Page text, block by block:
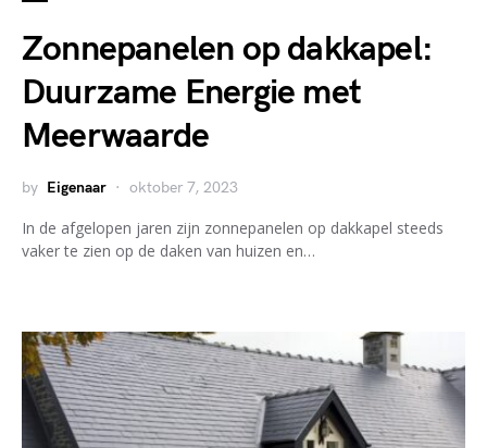
Zonnepanelen op dakkapel:
Duurzame Energie met
Meerwaarde
by Eigenaar oktober 7, 2023
In de afgelopen jaren zijn zonnepanelen op dakkapel steeds
vaker te zien op de daken van huizen en…